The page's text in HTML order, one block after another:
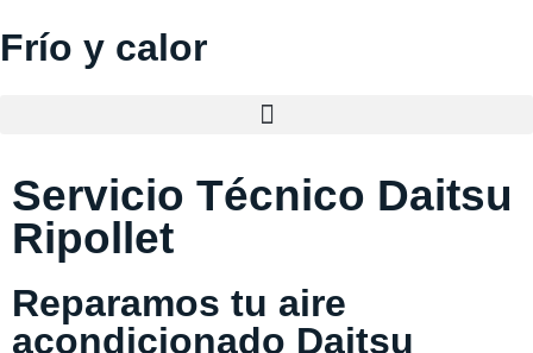
Frío y calor
Servicio Técnico Daitsu
Ripollet
Reparamos tu aire
acondicionado Daitsu